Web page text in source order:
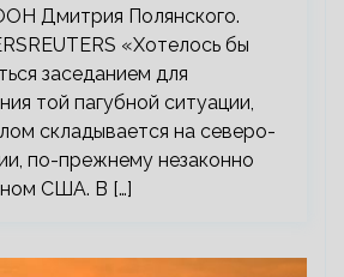
Дмитрия Полянского.
«Хотелось бы
заседанием для
той пагубной ситуации,
складывается на северо-
по-прежнему незаконно
США. В […]